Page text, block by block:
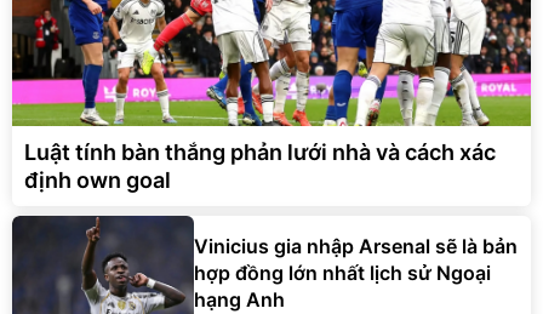
Luật tính bàn thắng phản lưới nhà và cách xác
định own goal
Vinicius gia nhập Arsenal sẽ là bản
hợp đồng lớn nhất lịch sử Ngoại
hạng Anh